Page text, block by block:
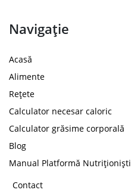
Navigație
Acasă
Alimente
Rețete
Calculator necesar caloric
Calculator grăsime corporală
Blog
Manual Platformă Nutriționiști
Contact